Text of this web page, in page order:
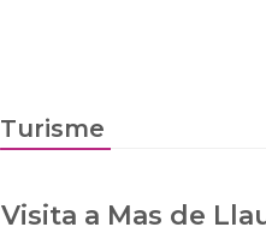
Turisme
Visita a Mas de